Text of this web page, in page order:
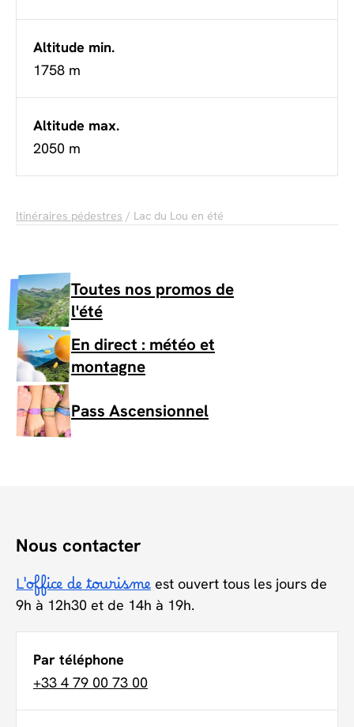
Altitude min.
1758 m
Altitude max.
2050 m
Itinéraires pédestres / Lac du Lou en été
Toutes nos promos de
l'été
En direct : météo et
montagne
Pass Ascensionnel
Nous contacter
L'office de tourisme est ouvert tous les jours de
9h à 12h30 et de 14h à 19h.
Par téléphone
+33 4 79 00 73 00